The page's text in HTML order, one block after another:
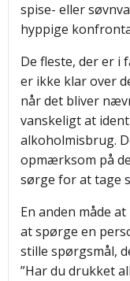
spise- eller
hyppige
De fleste, der er i
er ikke klar over
når det bliver
vanskeligt at
alkoholmisbrug.
opmærksom på
sørge for at tage
En anden måde
at spørge en
stille spørgsmål,
”Har du drukket